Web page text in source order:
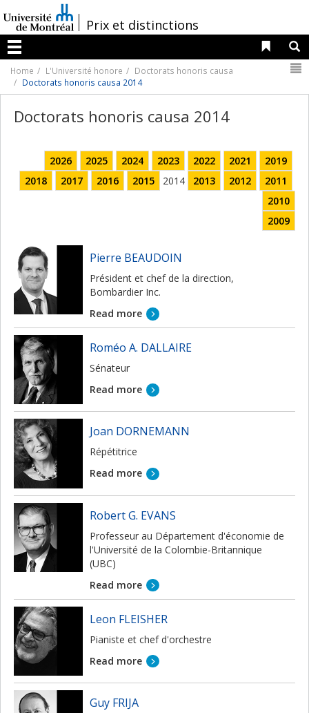
au
contenu
/Prix et distinctions
Menu
Liens
Home L'Université honore
Doctorats honoris causa
Doctorats honoris causa 2014
Doctorats honoris causa 2014
2026 2025 2024 2023 2022 2021
2019
2018
2017 2016 2015 2014 2013 2012
2011
2010
2009
Pierre BEAUDOIN
Président et chef de la direction,
Bombardier Inc.
Read more
Roméo A. DALLAIRE
Sénateur
Read more
Joan DORNEMANN
Répétitrice
Read more
Robert G. EVANS
Professeur au Département d'économie de
l'Université de la Colombie-Britannique
(UBC)
Read more
Leon FLEISHER
Pianiste et chef d'orchestre
Read more
Guy FRIJA